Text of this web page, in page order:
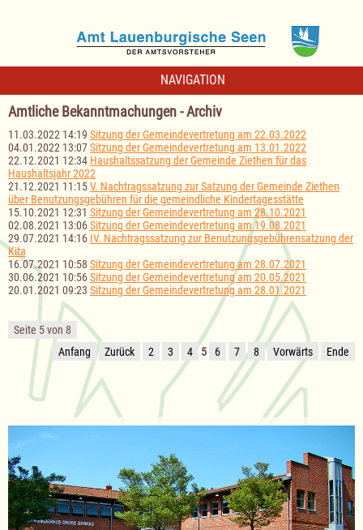
NAVIGATION
Amtliche Bekanntmachungen - Archiv
11.03.2022 14:19 Sitzung der Gemeindevertretung am 22.03.2022
04.01.2022 13:07Sitzung der Gemeindevertretung am 13.01.2022
22.12.2021 12:34 Haushaltssatzung der Gemeinde Ziethen für das
Haushaltsjahr 2022
21.12.2021 11:15V. Nachtragssatzung zur Satzung der Gemeinde Ziethen
über Benutzungsgebühren für die gemeindliche Kindertagesstätte
15.10.2021 12:31 Sitzung der Gemeindevertretung am 28.10.2021
02.08.2021 13:06Sitzung der Gemeindevertretung am 19.08.2021
29.07.2021 14:16 IV. Nachtragssatzung zur Benutzungsgebührensatzung der
Kita
16.07.2021 10:58 Sitzung der Gemeindevertretung am 28.07.2021
30.06.2021 10:56Sitzung der Gemeindevertretung am 20.05.2021
20.01.2021 09:23 Sitzung der Gemeindevertretung am 28.01.2021
Seite 5 von 8
Anfang
Zurück 2 3 4 5 6 7 8 Vorwärts Ende